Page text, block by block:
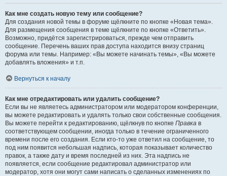
Как мне создать новую тему или сообщение?
Для создания новой темы в форуме щёлкните по кнопке «Новая тема».
Для размещения сообщения в теме щёлкните по кнопке «Ответить».
Возможно, придётся зарегистрироваться, прежде чем отправить
сообщение. Перечень ваших прав доступа находится внизу страниц
форума или темы. Например: «Вы можете начинать темы», «Вы можете
добавлять вложения» и т.п.
Вернуться к началу
Как мне отредактировать или удалить сообщение?
Если вы не являетесь администратором или модератором конференции,
вы можете редактировать и удалять только свои собственные сообщения.
Вы можете перейти к редактированию, щёлкнув по кнопке Правка в
соответствующем сообщении, иногда только в течение ограниченного
времени после его создания. Если кто-то уже ответил на сообщение, то
под ним появится небольшая надпись, которая показывает количество
правок, а также дату и время последней из них. Эта надпись не
появляется, если сообщение редактировал администратор или
модератор, хотя они могут сами написать о сделанных изменениях по